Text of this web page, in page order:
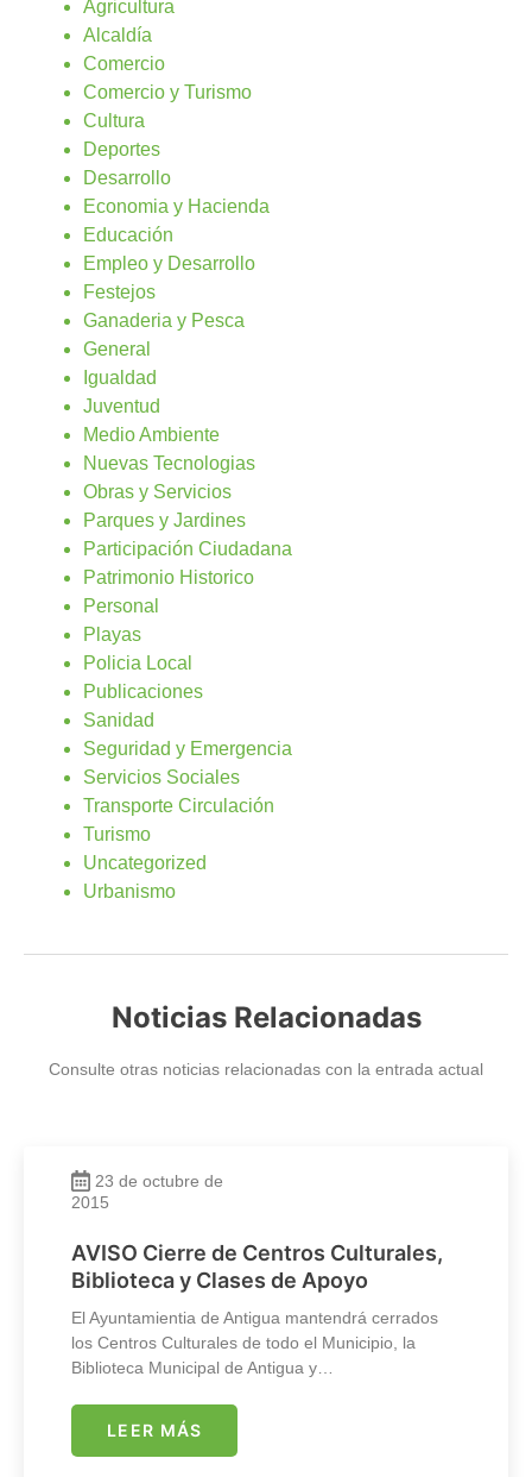
Agricultura
Alcaldía
Comercio
Comercio y Turismo
Cultura
Deportes
Desarrollo
Economia y Hacienda
Educación
Empleo y Desarrollo
Festejos
Ganaderia y Pesca
General
Igualdad
Juventud
Medio Ambiente
Nuevas Tecnologias
Obras y Servicios
Parques y Jardines
Participación Ciudadana
Patrimonio Historico
Personal
Playas
Policia Local
Publicaciones
Sanidad
Seguridad y Emergencia
Servicios Sociales
Transporte Circulación
Turismo
Uncategorized
Urbanismo
Noticias Relacionadas
Consulte otras noticias relacionadas con la entrada actual
23 de octubre de
2015
AVISO Cierre de Centros Culturales,
Biblioteca y Clases de Apoyo
El Ayuntamientia de Antigua mantendrá cerrados
los Centros Culturales de todo el Municipio, la
Biblioteca Municipal de Antigua y…
LEER MÁS